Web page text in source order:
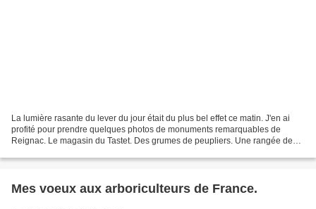
La lumière rasante du lever du jour était du plus bel effet ce matin. J'en ai
profité pour prendre quelques photos de monuments remarquables de
Reignac. Le magasin du Tastet. Des grumes de peupliers. Une rangée de
Mes voeux aux arboriculteurs de France.